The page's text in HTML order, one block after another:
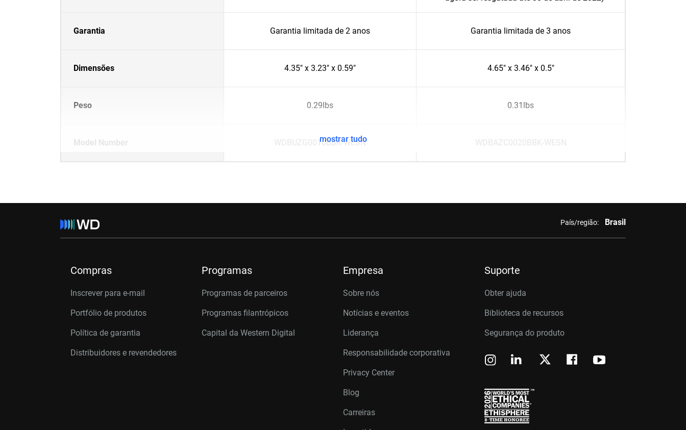
Garantia Garantia limitada de 2 anos Garantia limitada de 3 anos
Dimensões 4.35" x 3.23" x 0.59" 4.65" x 3.46" x 0.5"
Peso 0.29lbs 0.31lbs
Model Number WDBUZG0010BBK-WESN WDBAZC0020BBK-WESN
mostrar tudo
País/região: Brasil
Compras
Inscrever para e-mail
Portfólio de produtos
Política de garantia
Distribuidores e revendedores
Programas
Programas de parceiros
Programas filantrópicos
Capital da Western Digital
Empresa
Sobre nós
Notícias e eventos
Liderança
Responsabilidade corporativa
Privacy Center
Blog
Carreiras
Suporte
Obter ajuda
Biblioteca de recursos
Segurança do produto